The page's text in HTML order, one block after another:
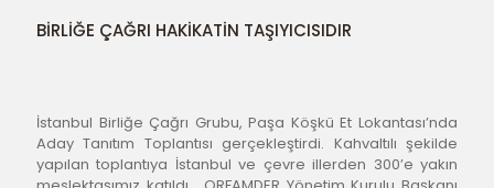
BİRLİĞE ÇAĞRI HAKİKATİN TAŞIYICISIDIR
İstanbul Birliğe Çağrı Grubu, Paşa Köşkü Et Lokantası’nda
Aday Tanıtım Toplantısı gerçekleştirdi. Kahvaltılı şekilde
yapılan toplantıya İstanbul ve çevre illerden 300’e yakın